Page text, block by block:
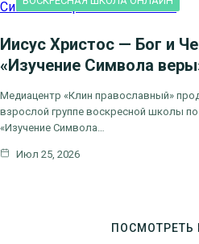
Иисус Христос — Бог и
«Изучение Символа
Медиацентр «Клин православный»
взрослой группе воскресной школы
«Изучение Символа…
Июл 25, 2026
ПОСМОТРЕТЬ